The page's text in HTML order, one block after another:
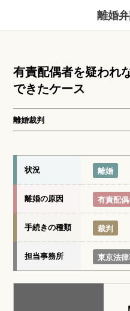
離婚
有責配偶者を疑われ
できたケース
離婚裁判
状況 離婚
離婚の原因 有責配
手続きの種類 裁判
担当事務所 東京法